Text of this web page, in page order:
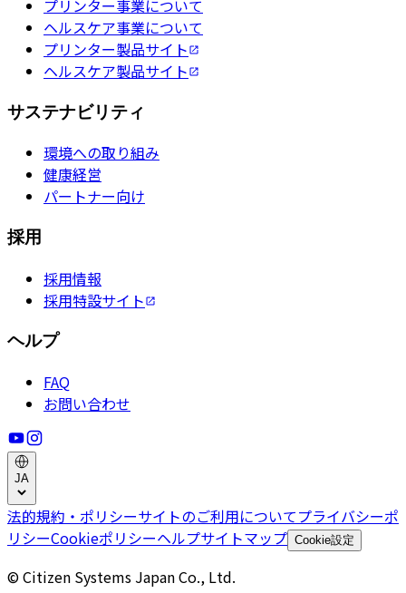
プリンター事業について
ヘルスケア事業について
プリンター製品サイト
ヘルスケア製品サイト
サステナビリティ
環境への取り組み
健康経営
パートナー向け
採用
採用情報
採用特設サイト
ヘルプ
FAQ
お問い合わせ
JA
法的規約・ポリシーサイトのご利用についてプライバシーポ
リシーCookieポリシーヘルプサイトマップ Cookie設定
© Citizen Systems Japan Co., Ltd.